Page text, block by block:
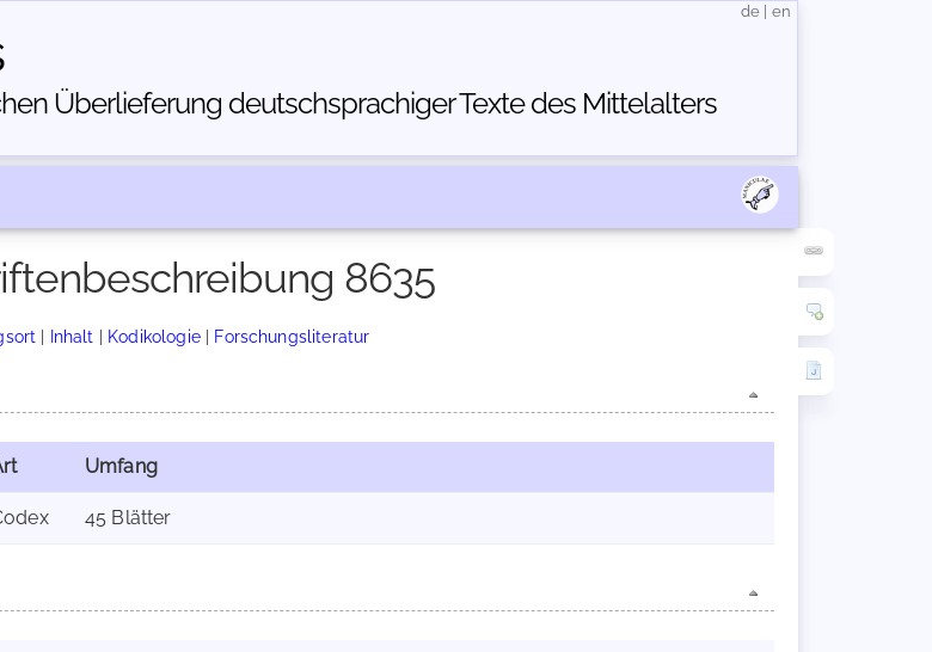
Über­lieferung deutschsprachiger Texte des Mittelalters
de en
8635
| Inhalt | Kodikologie| Forschungsliteratur
Umfang
45 Blätter